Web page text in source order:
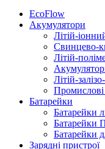
EcoFlow
Акумулятори
Літій-
Свинцево-
Літій-
Літій-
Батарейки
Батарейки
Батарейки
Батарейки
Зарядні пристрої